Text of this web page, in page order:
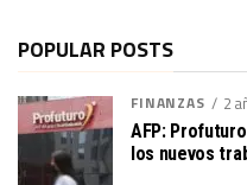
POPULAR POSTS
FINANZAS 2
AFP:
los nuevos